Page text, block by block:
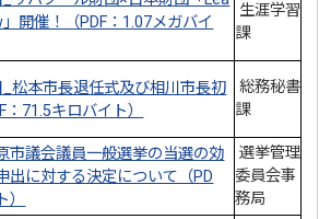
開催！（PDF：1.07メガバイ
生涯学習
課
松本市長退任式及び相川市長初
71.5キロバイト）
総務秘書
課
市議会議員一般選挙の当選の効
出に対する決定について（PD
選挙管理
委員会事
務局